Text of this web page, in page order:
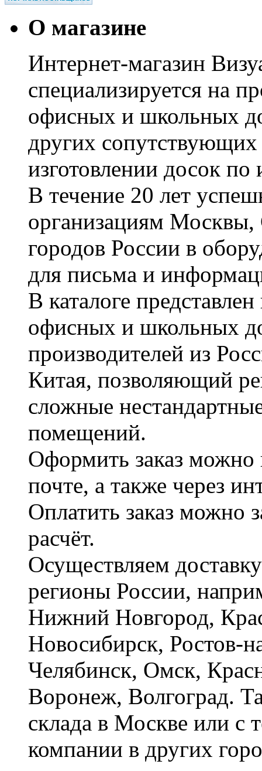
О магазине
Интернет-магазин
специализируется на
офисных и школьных
других сопутствующих
изготовлении досок по
В течение 20 лет
организациям Москвы,
городов России в
для письма и
В каталоге
офисных и школьных
производителей из
Китая, позволяющий
сложные
помещений.
Оформить заказ можно
почте, а также через
Оплатить заказ можно
расчёт.
Осуществляем
регионы России,
Нижний Новгород,
Новосибирск, Ростов-
Челябинск, Омск,
Воронеж, Волгоград.
склада в Москве или с
компании в других